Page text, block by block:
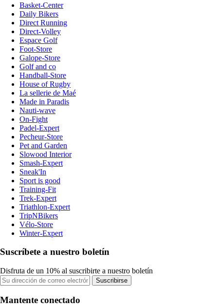
Basket-Center
Daily Bikers
Direct Running
Direct-Volley
Espace Golf
Foot-Store
Galope-Store
Golf and co
Handball-Store
House of Rugby
La sellerie de Maé
Made in Paradis
Nauti-wave
On-Fight
Padel-Expert
Pecheur-Store
Pet and Garden
Slowood Interior
Smash-Expert
Sneak'In
Sport is good
Training-Fit
Trek-Expert
Triathlon-Expert
TripNBikers
Vélo-Store
Winter-Expert
Suscríbete a nuestro boletín
Disfruta de un 10% al suscribirte a nuestro boletín
Suscribirse
Mantente conectado